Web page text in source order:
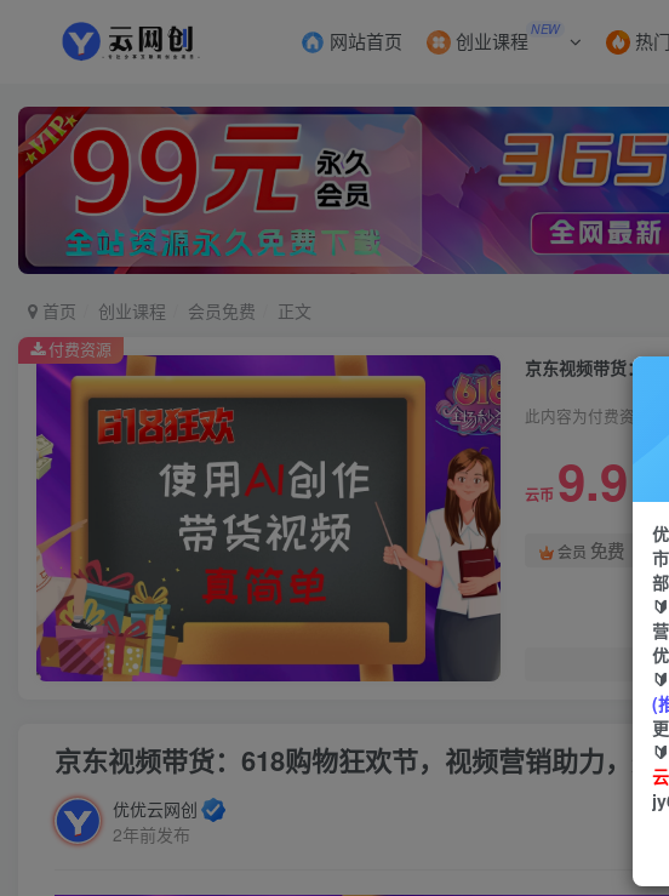
网站首页 创业课程 NEW 热
首页 创业课程 会员免费 正文
京东视频带货：
此内容为付费资源，
云币 9.9
会员 免费
付费资源
京东视频带货：618购物狂欢节，视频营销助力，爆
优优云网创
2年前发布
(
🔰